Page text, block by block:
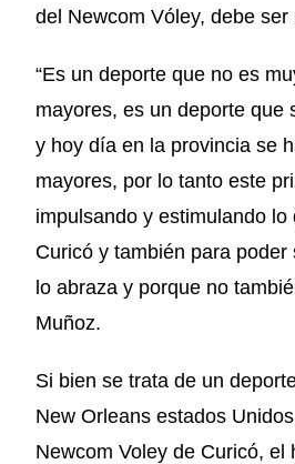
del Newcom Vóley, debe
“Es un deporte que no es
mayores, es un deporte que
y hoy día en la provincia se
mayores, por lo tanto este
impulsando y estimulando
Curicó y también para
lo abraza y porque no
Muñoz.
Si bien se trata de un
New Orleans estados
Newcom Voley de Curicó,